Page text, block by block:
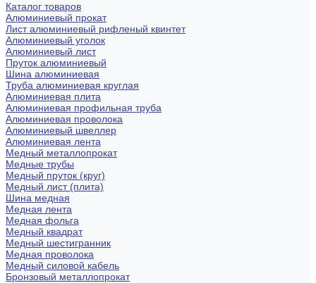
Каталог товаров
Алюминиевый прокат
Лист алюминиевый рифленый квинтет
Алюминиевый уголок
Алюминиевый лист
Пруток алюминиевый
Шина алюминиевая
Труба алюминиевая круглая
Алюминиевая плита
Алюминиевая профильная труба
Алюминиевая проволока
Алюминиевый швеллер
Алюминиевая лента
Медный металлопрокат
Медные трубы
Медный пруток (круг)
Медный лист (плита)
Шина медная
Медная лента
Медная фольга
Медный квадрат
Медный шестигранник
Медная проволока
Медный силовой кабель
Бронзовый металлопрокат